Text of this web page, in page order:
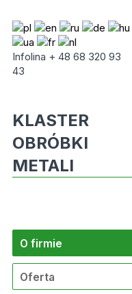
Infolina + 48 68 320 93
43
KLASTER
OBRÓBKI
METALI
O firmie
Oferta